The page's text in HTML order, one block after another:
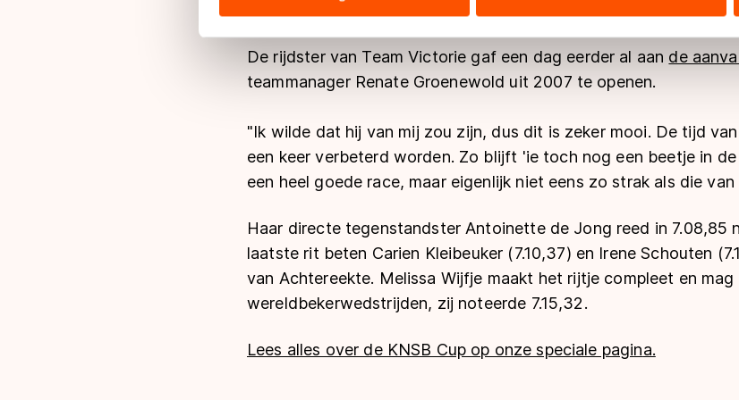
hun services. Sommige partners kunnen gegevens doorgeven aan landen buiten
adequaat beschermingsniveau geldt volgens de GDPR. Door op ‘Toestaan’ te
Meer informatie vindt u in ons cookiebeleid.
baanrecord van 7.06,49 op de vijf kilometer naar haar tweede
De rijdster van Team Victorie gaf een dag eerder al aan de
teammanager Renate Groenewold uit 2007 te openen.
"Ik wilde dat hij van mij zou zijn, dus dit is zeker mooi. De tijd
een keer verbeterd worden. Zo blijft 'ie toch nog een beetje in
een heel goede race, maar eigenlijk niet eens zo strak als die van
Haar directe tegenstandster Antoinette de Jong reed in 7.08,85
laatste rit beten Carien Kleibeuker (7.10,37) en Irene Schouten
van Achtereekte. Melissa Wijfje maakt het rijtje compleet en
wereldbekerwedstrijden, zij noteerde 7.15,32.
Lees alles over de KNSB Cup op onze speciale pagina.